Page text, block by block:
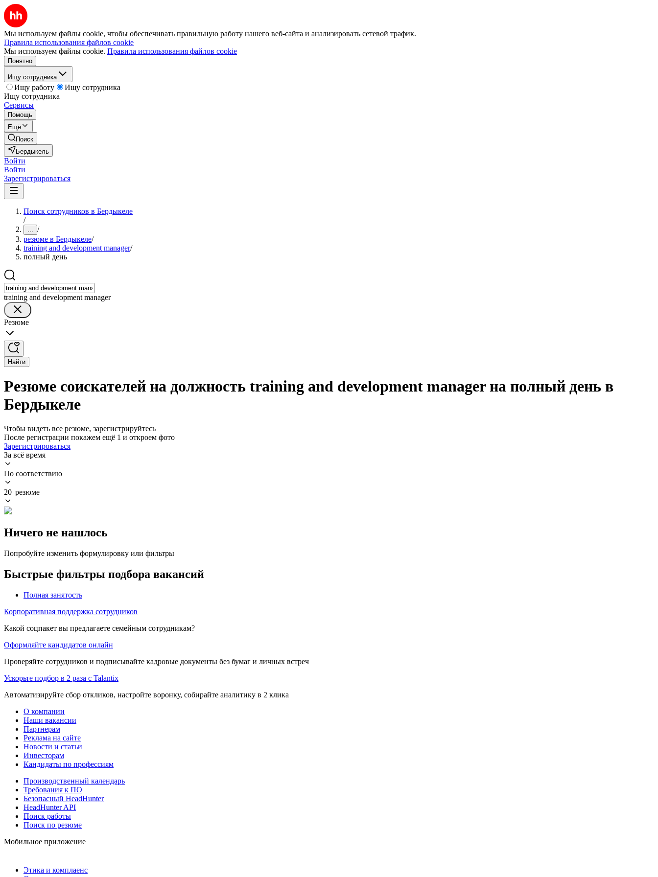
Мы используем файлы cookie, чтобы обеспечивать правильную работу нашего веб-сайта и анализировать сетевой трафик.
Правила использования файлов cookie
Мы используем файлы cookie. Правила использования файлов cookie
Понятно
Ищу сотрудника
Ищу работу
Ищу сотрудника
Ищу сотрудника
Сервисы
Помощь
Ещё
Поиск
Бердыкель
Войти
Войти
Зарегистрироваться
Поиск сотрудников в Бердыкеле
/
... /
резюме в Бердыкеле/
training and development manager/
полный день
training and development manager
Резюме
Найти
Резюме соискателей на должность training and development manager на полный день в
Бердыкеле
Чтобы видеть все резюме, зарегистрируйтесь
После регистрации покажем ещё 1 и откроем фото
Зарегистрироваться
За всё время
По соответствию
20 резюме
Ничего не нашлось
Попробуйте изменить формулировку или фильтры
Быстрые фильтры подбора вакансий
Полная занятость
Корпоративная поддержка сотрудников
Какой соцпакет вы предлагаете семейным сотрудникам?
Оформляйте кандидатов онлайн
Проверяйте сотрудников и подписывайте кадровые документы без бумаг и личных встреч
Ускорьте подбор в 2 раза с Talantix
Автоматизируйте сбор откликов, настройте воронку, собирайте аналитику в 2 клика
О компании
Наши вакансии
Партнерам
Реклама на сайте
Новости и статьи
Инвесторам
Кандидаты по профессиям
Производственный календарь
Требования к ПО
Безопасный HeadHunter
HeadHunter API
Поиск работы
Поиск по резюме
Мобильное приложение
Этика и комплаенс